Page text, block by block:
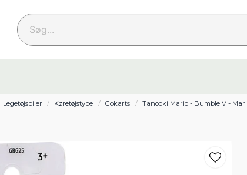
Søg...
Legetøjsbiler Køretøjstype Gokarts Tanooki Mario - Bumble V -